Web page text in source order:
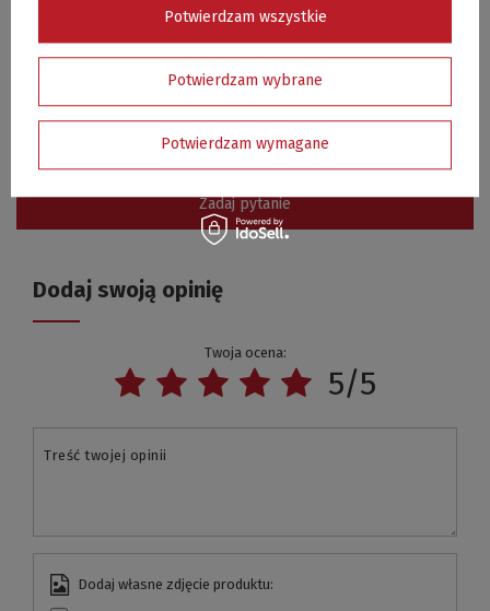
❓ Czy ruszt żeliwny poprawia efekty grillowania?
❓ Jak dbać o ruszt żeliwny?
❓ Czy ruszt nadaje się jako zamiennik oryginalnego rusztu?
❓ Czy ruszt można stosować w grillach węglowych i gazowych?
Zadaj pytanie
Dodaj swoją opinię
Twoja ocena:
5/5
Treść twojej opinii
Dodaj własne zdjęcie produktu:
Potwierdzam wybrane
Potwierdzam wymagane
Potwierdzam wszystkie